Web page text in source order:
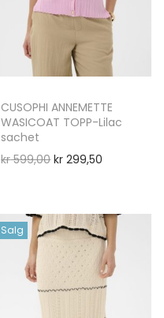
CUSOPHI ANNEMETTE
WASICOAT TOPP-Lilac
sachet
kr599,00 kr 299,50
Salg